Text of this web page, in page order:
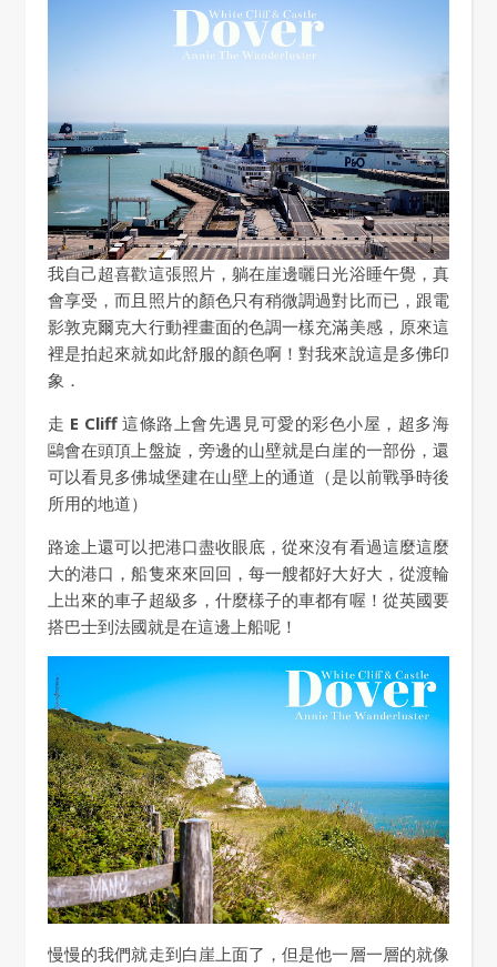
我自己超喜歡這張照片，躺在崖邊曬日光浴睡午覺，真
會享受，而且照片的顏色只有稍微調過對比而已，跟電
影敦克爾克大行動裡畫面的色調一樣充滿美感，原來這
裡是拍起來就如此舒服的顏色啊！對我來說這是多佛印
象．
走 E Cliff這條路上會先遇見可愛的彩色小屋，超多海
鷗會在頭頂上盤旋，旁邊的山壁就是白崖的一部份，還
可以看見多佛城堡建在山壁上的通道（是以前戰爭時後
所用的地道）
路途上還可以把港口盡收眼底，從來沒有看過這麼這麼
大的港口，船隻來來回回，每一艘都好大好大，從渡輪
上出來的車子超級多，什麼樣子的車都有喔！從英國要
搭巴士到法國就是在這邊上船呢！
慢慢的我們就走到白崖上面了，但是他一層一層的就像